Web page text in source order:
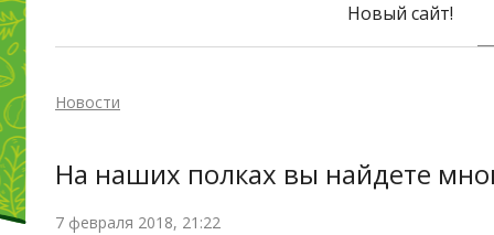
Новый сайт!
Новости
На наших полках вы найдете
7 февраля 2018, 21:22